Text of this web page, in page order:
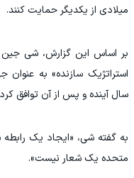
میلادی از یکدیگر حمایت کنند.
بر اساس این گزارش، شی جین
استراتژیک سازنده» به
سال آینده و پس از آن توافق
به گفته شی، «ایجاد یک رابطه
متحده یک شعار نیست».